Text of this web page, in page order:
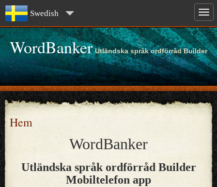
Swedish
WordBanker Utländska språk ordförråd Builder
Hem
WordBanker
Utländska språk ordförråd Builder
Mobiltelefon app